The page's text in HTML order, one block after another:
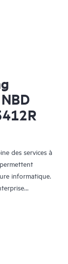
des services à
informatique.
produits HPE.
de pièces